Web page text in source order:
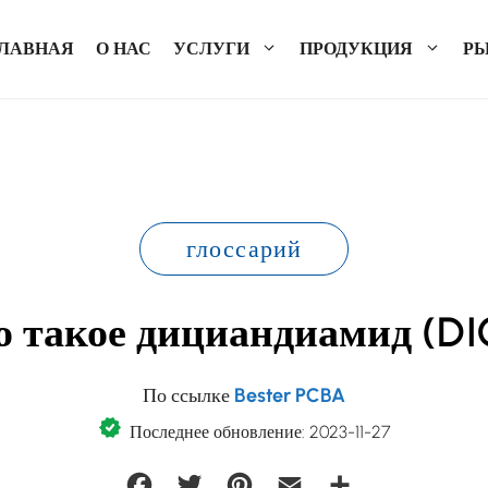
О НАС УСЛУГИ ПРОДУКЦИЯ
глоссарий
такое дициандиамид
По ссылке Bester PCBA
Последнее обновление: 2023-11-27